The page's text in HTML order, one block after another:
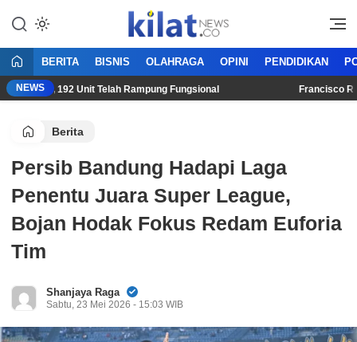
KilatNews.co
Mencerdaskan Anak Bangsa
BERITA BISNIS OLAHRAGA OPINI PENDIDIKAN
NEWS192 Unit Telah Rampung Fungsional Francisco
Berita
Persib Bandung Hadapi Laga
Penentu Juara Super League,
Bojan Hodak Fokus Redam Euforia
Tim
Shanjaya Raga
Sabtu, 23 Mei 2026 - 15:03 WIB